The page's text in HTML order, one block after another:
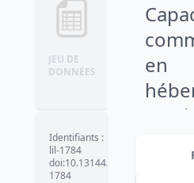
JEU DE
DONNÉES
en
Identifiants :
lil-1784
doi:10.13144/lil-
1784